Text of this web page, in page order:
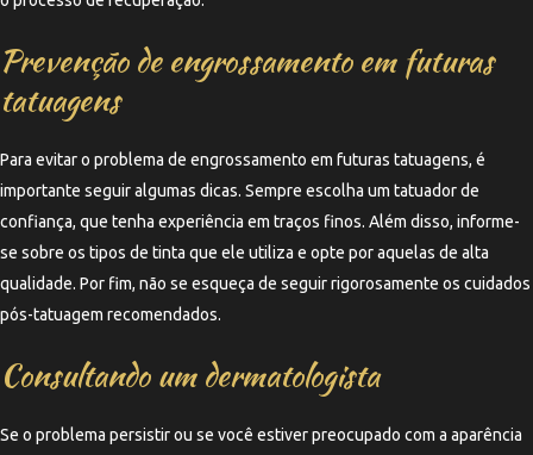
Prevenção de engrossamento em futuras
tatuagens
Para evitar o problema de engrossamento em futuras tatuagens, é
importante seguir algumas dicas. Sempre escolha um tatuador de
confiança, que tenha experiência em traços finos. Além disso, informe-
se sobre os tipos de tinta que ele utiliza e opte por aquelas de alta
qualidade. Por fim, não se esqueça de seguir rigorosamente os cuidados
pós-tatuagem recomendados.
Consultando um dermatologista
Se o problema persistir ou se você estiver preocupado com a aparência